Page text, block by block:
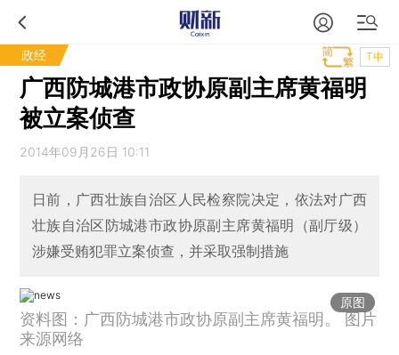
政经 T中
广西防城港市政协原副主席黄福明
被立案侦查
2014年09月26日 10:11
日前，广西壮族自治区人民检察院决定，依法对广西
壮族自治区防城港市政协原副主席黄福明（副厅级）
涉嫌受贿犯罪立案侦查，并采取强制措施
原图
资料图：广西防城港市政协原副主席黄福明。 图片
来源网络